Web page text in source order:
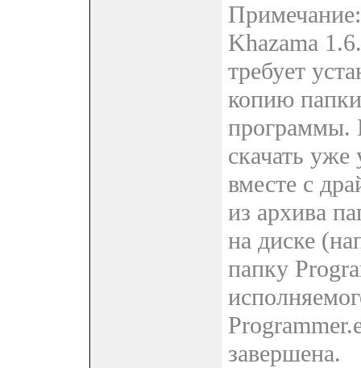
Khazama
требует
копию
программы.
скачать
вместе с
из архива
на диске
папку
завершена.